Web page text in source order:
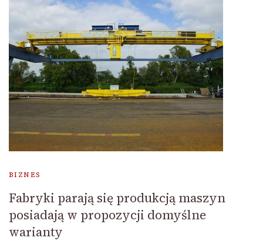
BIZNES
Fabryki parają się produkcją maszyn
posiadają w propozycji domyślne
warianty